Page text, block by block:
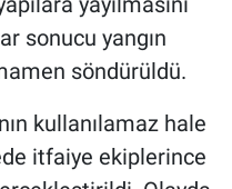
sonucu yangın
söndürüldü.
kullanılamaz hale
itfaiye ekiplerince